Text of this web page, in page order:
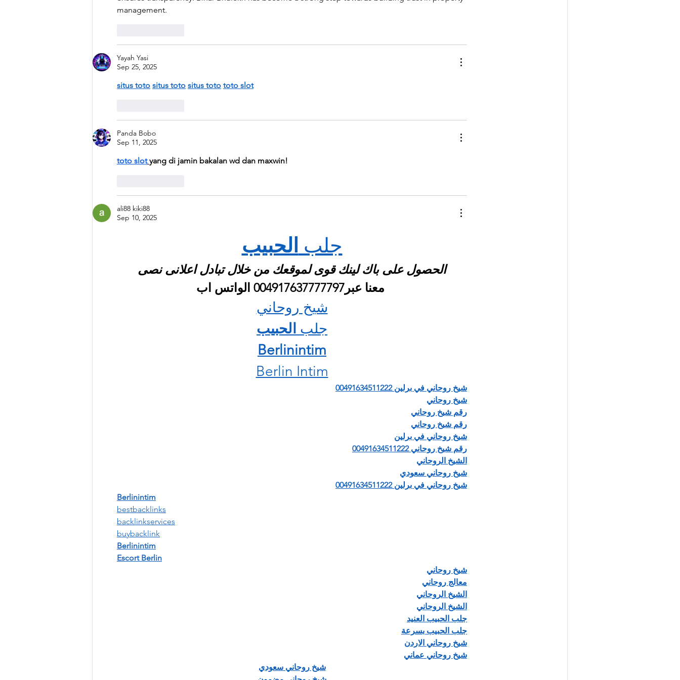
management.
Yayah Yasi
Sep 25, 2025
situs toto situs toto situs toto toto slot
Panda Bobo
Sep 11, 2025
toto slot yang di jamin bakalan wd dan maxwin!
ali88 kiki88
Sep 10, 2025
جلب الحبيب
الحصول على باك لينك قوى لموقعك من خلال تبادل اعلانى نصى
معنا عبر004917637777797 الواتس اب
شيخ روحاني
جلب الحبيب
Berlinintim
Berlin Intim
شيخ روحاني في برلين 00491634511222
شيخ روحاني
رقم شيخ روحاني
رقم شيخ روحاني
شيخ روحاني في برلين
رقم شيخ روحاني 00491634511222
الشيخ الروحاني
شيخ روحاني سعودي
شيخ روحاني في برلين 00491634511222
Berlinintim
bestbacklinks
backlinkservices
buybacklink
Berlinintim
Escort Berlin
شيخ روحاني
معالج روحاني
الشيخ الروحاني
الشيخ الروحاني
جلب الحبيب العنيد
جلب الحبيب بسرعة
شيخ روحاني الاردن
شيخ روحاني عماني
شيخ روحاني سعودي